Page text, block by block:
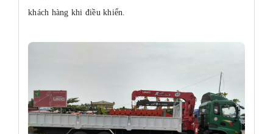
khách hàng khi điều khiển.